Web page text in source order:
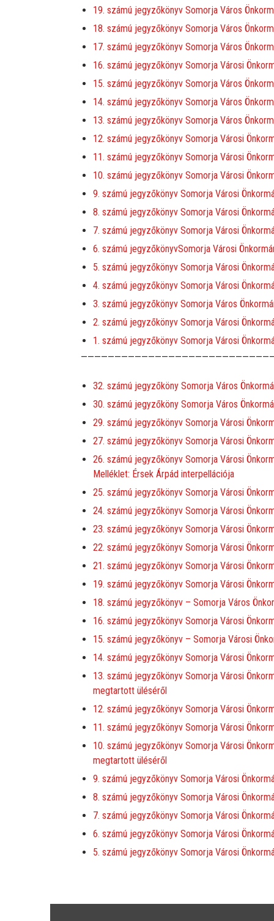
19. számú jegyzőkönyv Somorja Város
18. számú jegyzőkönyv Somorja Város
17. számú jegyzőkönyv Somorja Város
16. számú jegyzőkönyv Somorja Városi
15. számú jegyzőkönyv Somorja Város
14. számú jegyzőkönyv Somorja Város
13. számú jegyzőkönyv Somorja Város
12. számú jegyzőkönyv Somorja Városi
11. számú jegyzőkönyv Somorja Városi
10. számú jegyzőkönyv Somorja Városi
9. számú jegyzőkönyv Somorja Városi
8. számú jegyzőkönyv Somorja Városi
7. számú jegyzőkönyv Somorja Városi
6. számú jegyzőkönyvSomorja Városi
5. számú jegyzőkönyv Somorja Városi
4. számú jegyzőkönyv Somorja Városi
3. számú jegyzőkönyv Somorja Város
2. számú jegyzőkönyv Somorja Városi
1. számú jegyzőkönyv Somorja Városi
32. számú jegyzőköny Somorja Város
30. számú jegyzőköny Somorja Város
29. számú jegyzőkönyv Somorja Városi
27. számú jegyzőkönyv Somorja Városi
26. számú jegyzőkönyv Somorja Városi
Melléklet: Érsek Árpád interpellációja
25. számú jegyzőkönyv Somorja Városi
24. számú jegyzőkönyv Somorja Városi
23. számú jegyzőkönyv Somorja Városi
22. számú jegyzőkönyv Somorja Városi
21. számú jegyzőkönyv Somorja Városi
19. számú jegyzőkönyv Somorja Városi
18. számú jegyzőkönyv – Somorja Város
16. számú jegyzőkönyv Somorja Városi
15. számú jegyzőkönyv – Somorja Városi
14. számú jegyzőkönyv Somorja Városi
13. számú jegyzőkönyv Somorja Városi
megtartott üléséről
12. számú jegyzőkönyv Somorja Városi
11. számú jegyzőkönyv Somorja Városi
10. számú jegyzőkönyv Somorja Városi
megtartott üléséről
9. számú jegyzőkönyv Somorja Városi
8. számú jegyzőkönyv Somorja Városi
7. számú jegyzőkönyv Somorja Városi
6. számú jegyzőkönyv Somorja Városi
5. számú jegyzőkönyv Somorja Városi